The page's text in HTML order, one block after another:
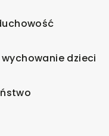
wychowanie dzieci